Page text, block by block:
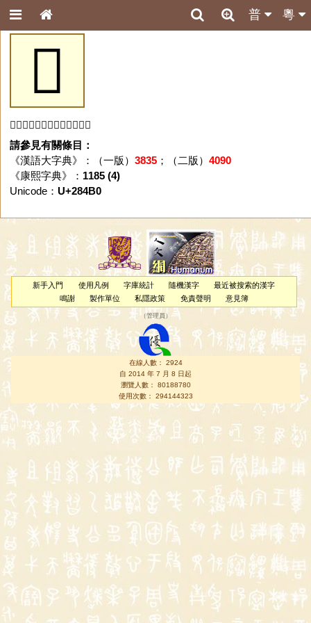
粵
普
𨒰
「𨒰」字未收錄於本資料庫。
請參見有關條目：
《漢語大字典》：（一版） 3835；（二版） 4090
《康熙字典》： 1185 (4)
Unicode： U+284B0
新手入門 使用凡例 字庫統計 隨機漢字
最近被搜索的漢字
鳴謝
製作單位 私隱政策 免責聲明 意見簿
（管理員 ）
在線人數： 2924
自 2014 年 7 月 8 日起
瀏覽人數： 80188780
使用次數： 294144323